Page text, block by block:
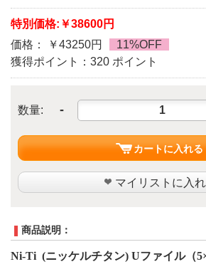
特別価格: ￥38600円
価格： ￥43250円
11%OFF
獲得ポイント：320 ポイント
数量: -
カートに入れる
マイリストに入
商品説明：
Ni-Ti (ニッケルチタン) Uファイル（